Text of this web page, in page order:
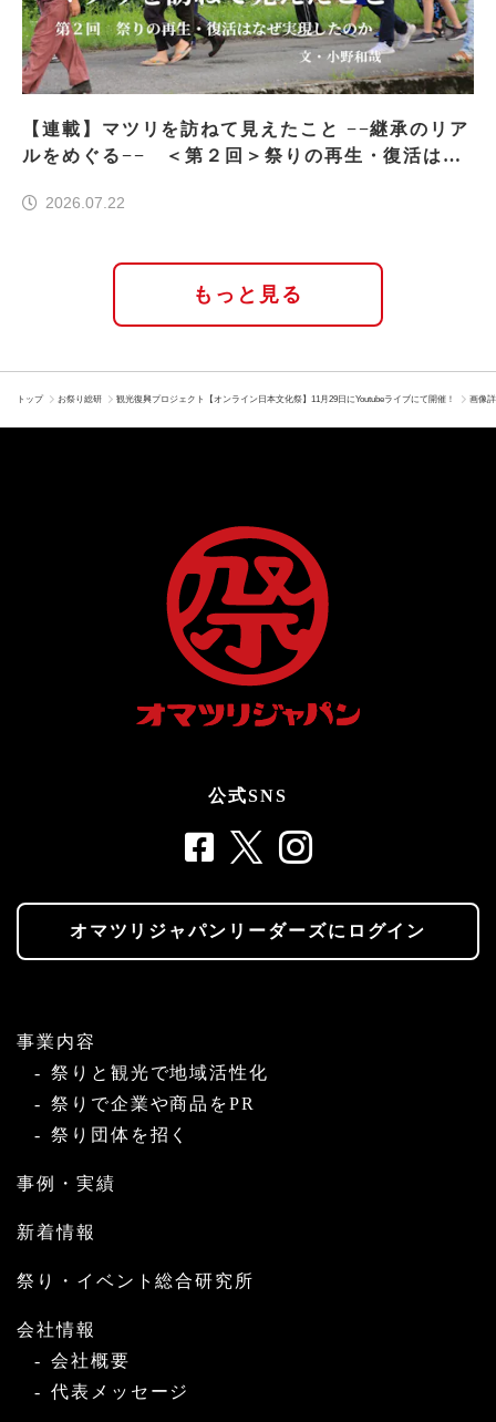
【連載】マツリを訪ねて見えたこと −−継承のリア
ルをめぐる−− ＜第２回＞祭りの再生・復活はな
2026.07.22
もっと見る
トップ お祭り総研 観光復興プロジェクト【オンライン日本文化祭】11月29日にYoutubeライブにて開催！ 画像
公式SNS
オマツリジャパンリーダーズにログイン
事業内容
祭りと観光で地域活性化
祭りで企業や商品をPR
祭り団体を招く
事例・実績
新着情報
祭り・イベント総合研究所
会社情報
会社概要
代表メッセージ